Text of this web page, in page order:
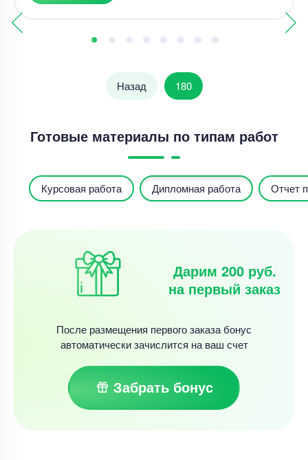
Назад 180
Готовые материалы по типам работ
Курсовая работа Дипломная работа Отчет
Дарим 200 руб.
на первый заказ
После размещения первого заказа бонус
автоматически зачислится на ваш счет
Забрать бонус